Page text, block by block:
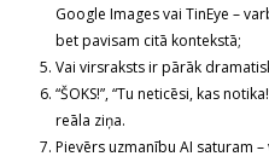
Google Images vai TinEye –
bet pavisam citā kontekstā;
Vai virsraksts ir pārāk
“ŠOKS!”, “Tu neticēsi, kas
reāla ziņa.
Pievērs uzmanību AI saturam